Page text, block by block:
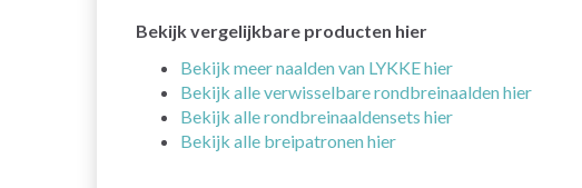
Bekijk vergelijkbare producten hier
Bekijk meer naalden van LYKKE hier
Bekijk alle verwisselbare rondbreinaalden hier
Bekijk alle rondbreinaaldensets hier
Bekijk alle breipatronen hier